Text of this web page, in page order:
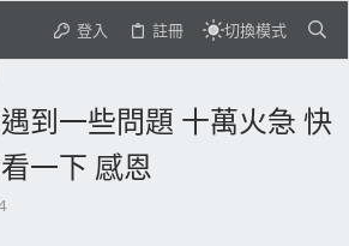
登入 註冊 切換模式
到一些問題 十萬火急 快
一下 感恩